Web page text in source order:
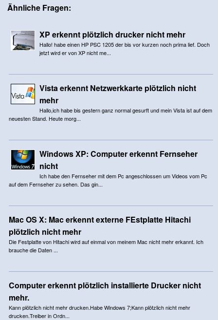
Ähnliche Fragen:
XP erkennt plötzlich drucker nicht mehr
Hallo! habe einen HP PSC 1205 der bis vor kurzen noch prima lief. Doch
jetzt wird er von XP nicht me...
Vista erkennt Netzwerkkarte plötzlich nicht
mehr
Hallo,ich habe bis gestern ganz normal gesurft und mein Vista ist auf dem
neuesten Stand. Heute morg...
Windows XP: Computer erkennt Fernseher
nicht
Ich habe den Fernseher mit dem Pc angeschlossen um Videos vom Pc
auf dem Fernseher zu sehen. Das gin...
Mac OS X: Mac erkennt externe FEstplatte Hitachi
plötzlich nicht mehr
Die Festplatte von Hitachi wird auf einmal von meinem Mac nicht mehr erkannt. Ich
brauche die Daten ...
Computer erkennt plötzlich installierte Drucker nicht
mehr.
Kann plötzlich nicht mehr drucken.Habe Windows 7;Kann plötzlich nicht mehr
drucken.Treiber in Ordn...